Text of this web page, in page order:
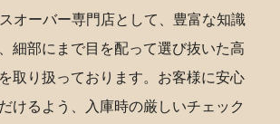
オーバー専門店として、豊富な知識
細部にまで目を配って選び抜いた高
取り扱っております。お客様に安心
けるよう、入庫時の厳しいチェック